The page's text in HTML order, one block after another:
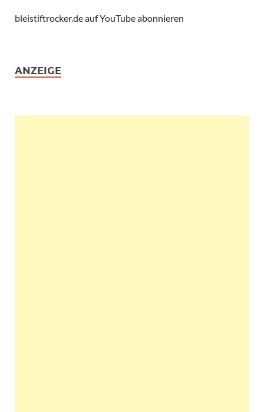
bleistiftrocker.de auf YouTube abonnieren
ANZEIGE